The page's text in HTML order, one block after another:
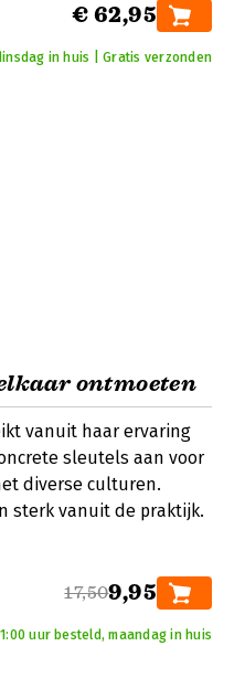
€ 62,95
in huis | Gratis verzonden
ontmoeten
vanuit haar ervaring
sleutels aan voor
diverse culturen.
sterk vanuit de praktijk.
17,509,95
uur besteld, maandag in huis